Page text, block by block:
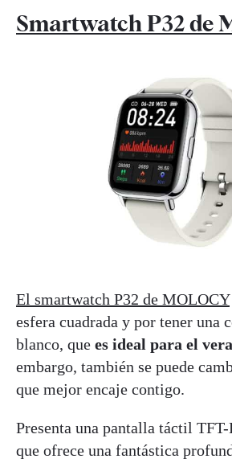
Smartwatch P32 de
El smartwatch P32 de MOLOCY
esfera cuadrada y por tener una
blanco, que es ideal para el
embargo, también se puede
que mejor encaje contigo.
Presenta una pantalla táctil
que ofrece una fantástica